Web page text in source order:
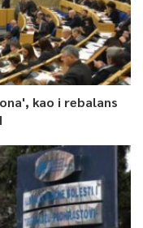
kao i rebalans